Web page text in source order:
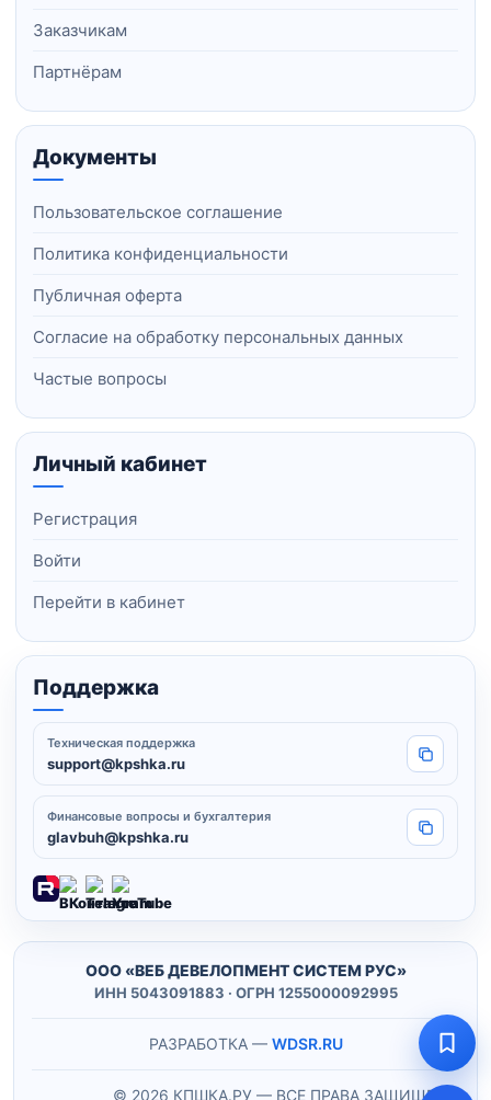
Заказчикам
Партнёрам
Документы
Пользовательское соглашение
Политика конфиденциальности
Публичная оферта
Согласие на обработку персональных данных
Частые вопросы
Личный кабинет
Регистрация
Войти
Перейти в кабинет
Поддержка
Техническая поддержка
support@kpshka.ru
Копировать
Финансовые вопросы и бухгалтерия
glavbuh@kpshka.ru
Копировать
РАЗРАБОТКА — WDSR.RU
ООО «ВЕБ ДЕВЕЛОПМЕНТ СИСТЕМ РУС»
ИНН 5043091883 · ОГРН 1255000092995
© 2026 КПШКА.РУ — ВСЕ ПРАВА ЗАЩИЩЕНЫ